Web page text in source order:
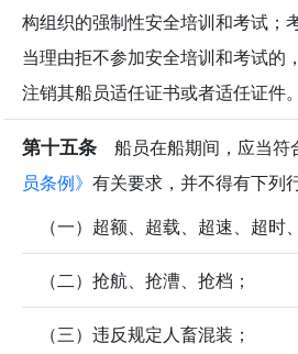
构组织的强制性安全培训和考试；
当理由拒不参加安全培训和考试的
注销其船员适任证书或者适任证件。
第十五条 船员在船期间，应当符
员条例》 有关要求，并不得有下列
（一）超额、超载、超速、超时
（二）抢航、抢漕、抢档；
（三）违反规定人畜混装；